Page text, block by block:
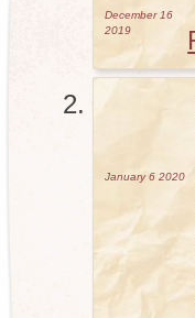
December 16
2019
January 62020